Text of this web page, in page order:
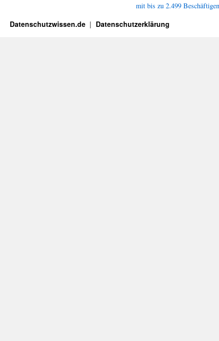
mit bis zu 2.499 Beschäftigen
Datenschutzwissen.de Datenschutzerklärung